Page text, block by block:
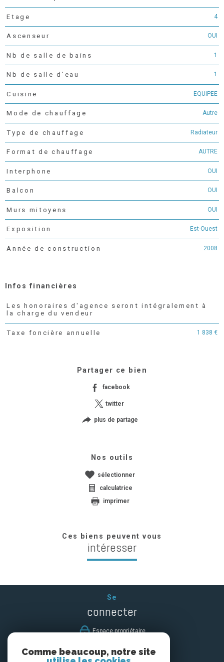
Etage 4
Ascenseur OUI
Nb de salle de bains 1
Nb de salle d'eau 1
Cuisine EQUIPEE
Mode de chauffage Autre
Type de chauffage Radiateur
Format de chauffage AUTRE
Interphone OUI
Balcon OUI
Murs mitoyens OUI
Exposition Est-Ouest
Année de construction 2008
Infos financières
Caractéristiques Valeurs
Les honoraires d'agence seront intégralement à
la charge du vendeur
Taxe foncière annuelle 1 838 €
Partager ce bien
facebook
twitter
plus de partage
Nos outils
sélectionner
calculatrice
imprimer
Ces biens peuvent vous
intéresser
Se
connecter
espace propriétaire
Nous
Comme beaucoup, notre site